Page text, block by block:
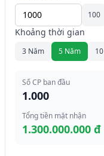
100
Khoảng thời gian
3 Năm 5 Năm
Số CP ban đầu
1.000
Tổng tiền mặt nhận
1.300.000.000 đ